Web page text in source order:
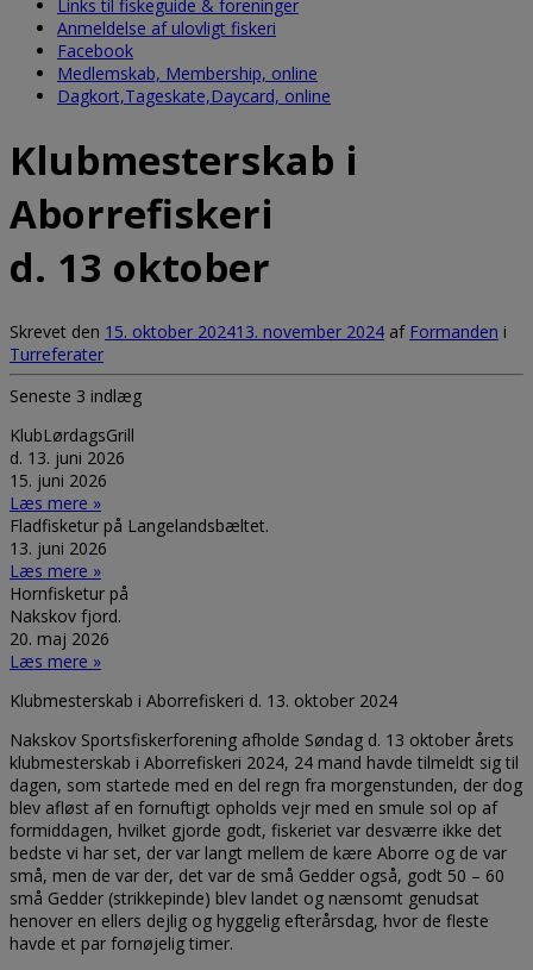
Links til fiskeguide & foreninger
Anmeldelse af ulovligt fiskeri
Facebook
Medlemskab, Membership, online
Dagkort,Tageskate,Daycard, online
Klubmesterskab i
Aborrefiskeri
d. 13 oktober
Skrevet den 15. oktober 202413. november 2024 af Formanden i
Turreferater
Seneste 3 indlæg
KlubLørdagsGrill
d. 13. juni 2026
15. juni 2026
Læs mere »
Fladfisketur på Langelandsbæltet.
13. juni 2026
Læs mere »
Hornfisketur på
Nakskov fjord.
20. maj 2026
Læs mere »
Klubmesterskab i Aborrefiskeri d. 13. oktober 2024
Nakskov Sportsfiskerforening afholde Søndag d. 13 oktober årets
klubmesterskab i Aborrefiskeri 2024, 24 mand havde tilmeldt sig til
dagen, som startede med en del regn fra morgenstunden, der dog
blev afløst af en fornuftigt opholds vejr med en smule sol op af
formiddagen, hvilket gjorde godt, fiskeriet var desværre ikke det
bedste vi har set, der var langt mellem de kære Aborre og de var
små, men de var der, det var de små Gedder også, godt 50 – 60
små Gedder (strikkepinde) blev landet og nænsomt genudsat
henover en ellers dejlig og hyggelig efterårsdag, hvor de fleste
havde et par fornøjelig timer.